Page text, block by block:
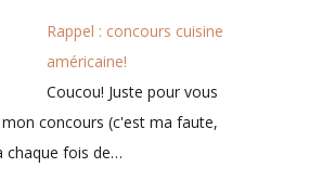
Rappel : concours cuisine
américaine!
Coucou! Juste pour vous
concours (c'est ma faute,
chaque fois de…